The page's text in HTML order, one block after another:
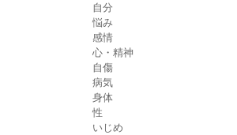
自分
悩み
感情
心・精神
自傷
病気
身体
性
いじめ